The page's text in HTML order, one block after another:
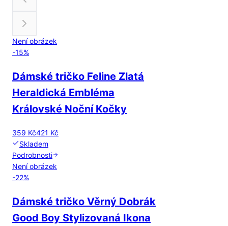
Není obrázek
-15%
Dámské tričko Feline Zlatá
Heraldická Embléma
Královské Noční Kočky
359 Kč421 Kč
Skladem
Podrobnosti
Není obrázek
-22%
Dámské tričko Věrný Dobrák
Good Boy Stylizovaná Ikona